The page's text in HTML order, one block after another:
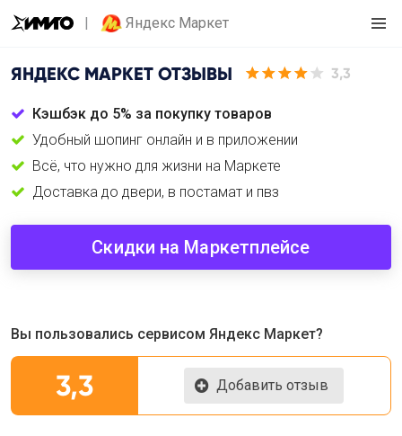
Яндекс Маркет
ЯНДЕКС МАРКЕТ ОТЗЫВЫ 3,3
Кэшбэк до 5% за покупку товаров
Удобный шопинг онлайн и в приложении
Всё, что нужно для жизни на Маркете
Доставка до двери, в постамат и пвз
Скидки на Маркетплейсе
Вы пользовались сервисом Яндекс Маркет?
3,3 Добавить отзыв